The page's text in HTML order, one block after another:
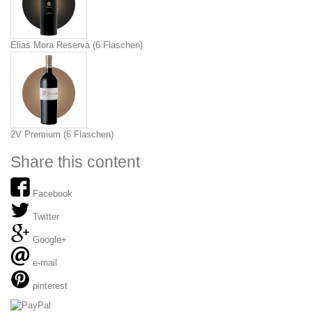
Elias Mora Reserva (6 Flaschen)
2V Premium (6 Flaschen)
Share this content
Facebook
Twitter
Google+
e-mail
pinterest